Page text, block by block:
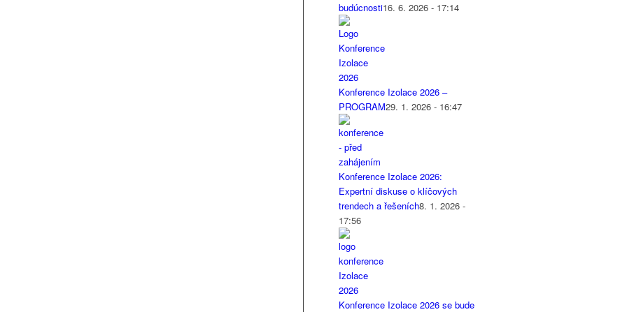
budúcnosti16. 6. 2026 - 17:14
Konference Izolace 2026 –
PROGRAM29. 1. 2026 - 16:47
Konference Izolace 2026:
Expertní diskuse o klíčových
trendech a řešeních8. 1. 2026 -
17:56
Konference Izolace 2026 se bude